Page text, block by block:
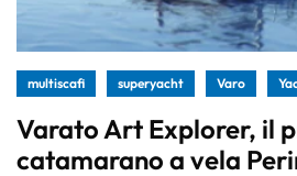
multiscafi superyacht Varo
Varato Art Explorer, il
catamarano a vela